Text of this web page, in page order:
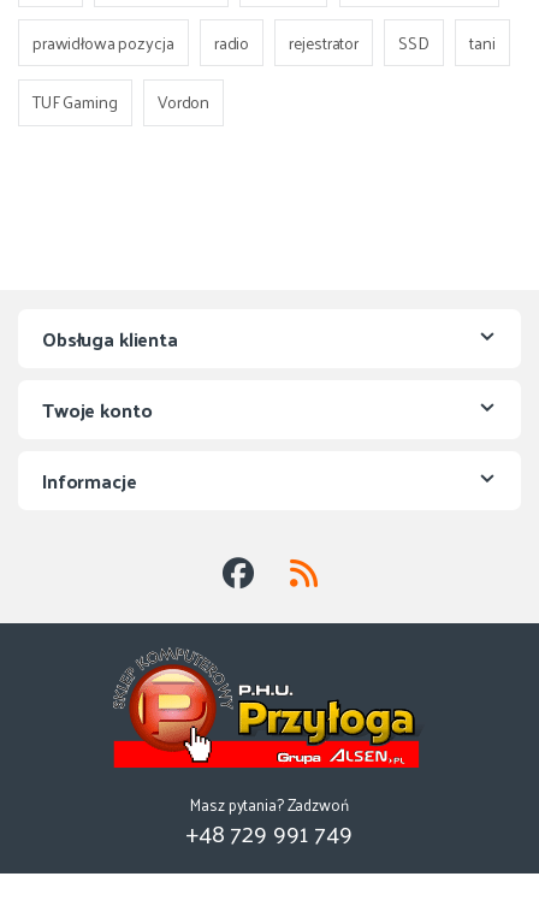
prawidłowa pozycja
radio rejestrator SSD
tani
TUF Gaming
Vordon
Obsługa klienta
Twoje konto
Informacje
Masz pytania? Zadzwoń
+48 729 991 749